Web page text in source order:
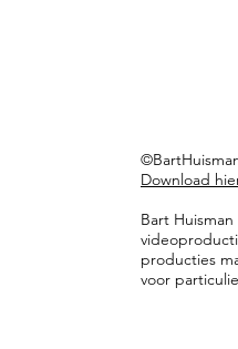
Download
Bart
producties
voor